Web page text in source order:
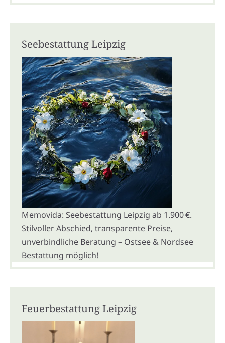
Seebestattung Leipzig
Memovida: Seebestattung Leipzig ab 1.900 €.
Stilvoller Abschied, transparente Preise,
unverbindliche Beratung – Ostsee & Nordsee
Bestattung möglich!
Feuerbestattung Leipzig